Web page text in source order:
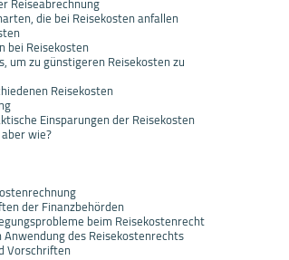
die bei Reisekosten anfallen
bei Reisekosten
um zu günstigeren Reisekosten zu
Reisekosten
Einsparungen der Reisekosten
wie?
der Finanzbehörden
beim Reisekostenrecht
des Reisekostenrechts
Vorschriften